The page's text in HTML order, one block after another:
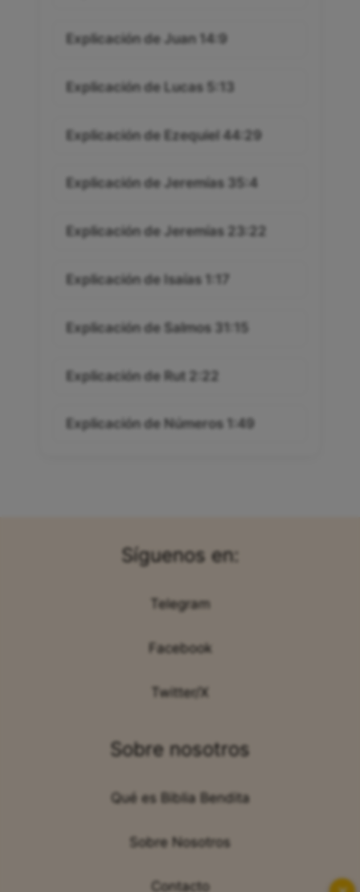
Explicación de Juan 14:9
Explicación de Lucas 5:13
Explicación de Ezequiel 44:29
Explicación de Jeremías 35:4
Explicación de Jeremías 23:22
Explicación de Isaías 1:17
Explicación de Salmos 31:15
Explicación de Rut 2:22
Explicación de Números 1:49
Síguenos en:
Telegram
Facebook
Twitter/X
Sobre nosotros
Qué es Biblia Bendita
Sobre Nosotros
Contacto